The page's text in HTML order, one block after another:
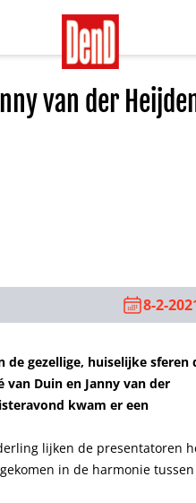
van der
8-2-
de gezellige, huiselijke sferen
Duin en Janny van der
kwam er een
lijken de presentatoren
in de harmonie